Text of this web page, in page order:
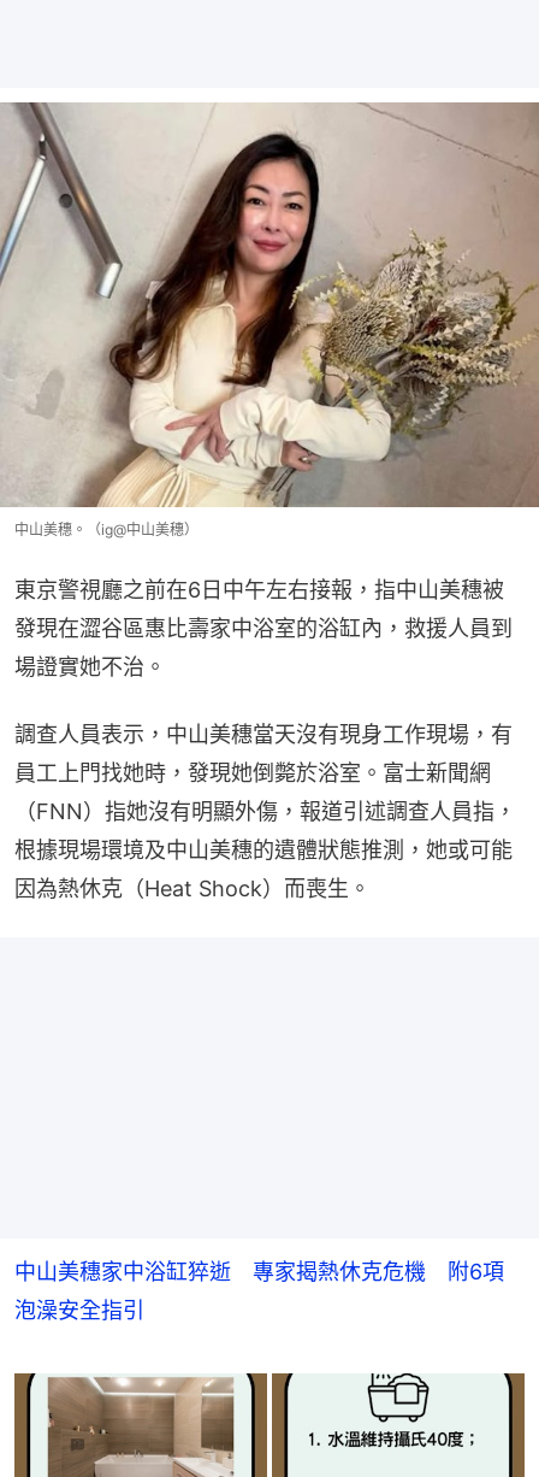
中山美穗。（ig@中山美穗）
東京警視廳之前在6日中午左右接報，指中山美穗被
發現在澀谷區惠比壽家中浴室的浴缸內，救援人員到
場證實她不治。
調查人員表示，中山美穗當天沒有現身工作現場，有
員工上門找她時，發現她倒斃於浴室。富士新聞網
（FNN）指她沒有明顯外傷，報道引述調查人員指，
根據現場環境及中山美穗的遺體狀態推測，她或可能
因為熱休克（Heat Shock）而喪生。
中山美穗家中浴缸猝逝 專家揭熱休克危機 附6項
泡澡安全指引